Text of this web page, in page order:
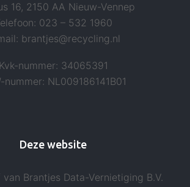
16, 2150 AA Nieuw-Vennep
023 – 532 1960
brantjes@recycling.nl
Kvk-nummer: 34065391
nummer: NL009186141B01
Deze website
Brantjes Data-Vernietiging B.V.